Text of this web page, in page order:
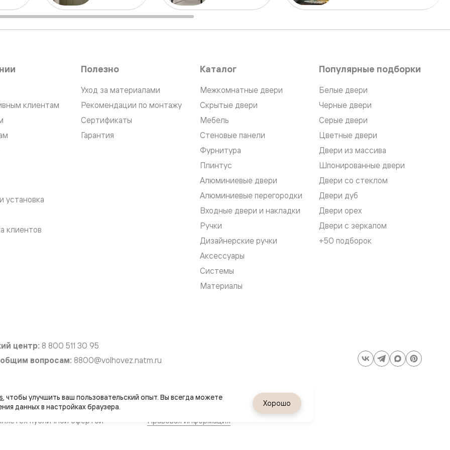
клиентам
установка
клиентов
Полезно
Уход за материалами
Рекомендации по монтажу
Сертификаты
Гарантия
Каталог
Межкомнатные двери
Скрытые двери
Мебель
Стеновые панели
Фурнитура
Плинтус
Алюминиевые двери
Алюминиевые перегородки
Входные двери и накладки
Ручки
Дизайнерские ручки
Аксессуары
Системы
Материалы
Популярные подборки
Белые двери
Черные двери
Серые двери
Цветные двери
Двери из массива
Шпонированные двери
Двери со стеклом
Двери дуб
Двери орех
Двери с зеркалом
+50 подборок
центр: 8 800 511 30 95
вопросам: 8800@volhovez.natm.ru
публичной офертой Правовая информация
, чтобы улучшить ваш пользовательский опыт. Вы всегда можете
Хорошо